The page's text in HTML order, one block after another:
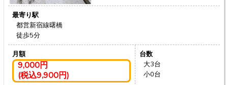
最寄り駅
都営新宿線曙橋
徒歩5分
月額
9,000円
(税込9,900円)
台数
大3台
小0台